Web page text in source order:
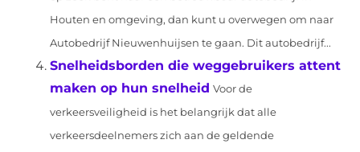
Houten en omgeving, dan kunt u overwegen om naar
Autobedrijf Nieuwenhuijsen te gaan. Dit autobedrijf...
Snelheidsborden die weggebruikers attent
maken op hun snelheid Voor de
verkeersveiligheid is het belangrijk dat alle
verkeersdeelnemers zich aan de geldende